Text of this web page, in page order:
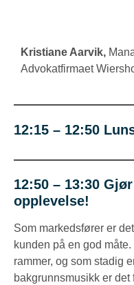
Kristiane Aarvik,
Advokatfirmaet
12:15 – 12:50
12:50 – 13:30
opplevelse!
Som markedsfører er
kunden på en god
rammer, og som stadig
bakgrunnsmusikk er